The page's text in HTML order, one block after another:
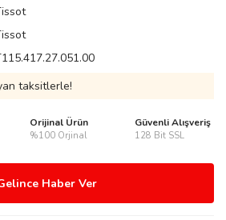
taksitlerle!
Orijinal Ürün
%100 Orjinal
Güvenli Alışveriş
128 Bit SSL
Haber Ver